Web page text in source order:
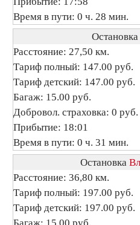
Время в пути: 0 ч. 28 мин.
Остановка
Расстояние: 27,50 км.
Тариф полный: 147.00 руб.
Тариф детский: 147.00 руб.
Багаж: 15.00 руб.
Добровол. страховка: 0 руб.
Прибытие: 18:01
Время в пути: 0 ч. 31 мин.
Остановка
Расстояние: 36,80 км.
Тариф полный: 197.00 руб.
Тариф детский: 197.00 руб.